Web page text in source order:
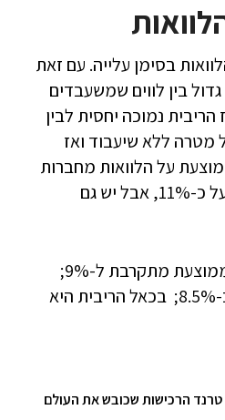
בסימן עלייה. עם זאת
בין לווים שמשעבדים
נמוכה יחסית לבין
מטרה ללא שיעבוד ואז
על הלוואות מחברות
כרטיסי השאראי עומדת על כ-11%, אבל יש גם
בלאומי קארד הריבית הממוצעת מתקרבת ל-9%;
בישראכרט הריבית היא כ-8.5%; בכאל הריבית היא
טרנד הרכישות שכובש את העולם